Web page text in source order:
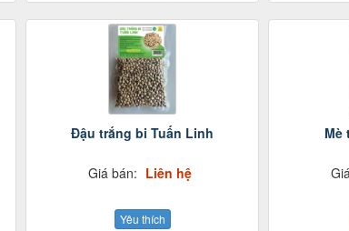
Đậu trắng bi Tuấn Linh
Giá bán: Liên hệ
Yêu thích
Mè